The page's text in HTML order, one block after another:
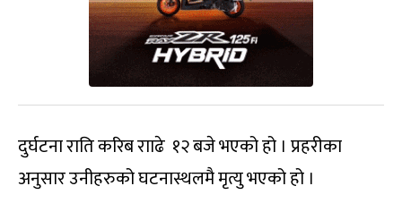
दुर्घटना राति करिब रााढे १२ बजे भएको हो । प्रहरीका
अनुसार उनीहरुको घटनास्थलमै मृत्यु भएको हो ।